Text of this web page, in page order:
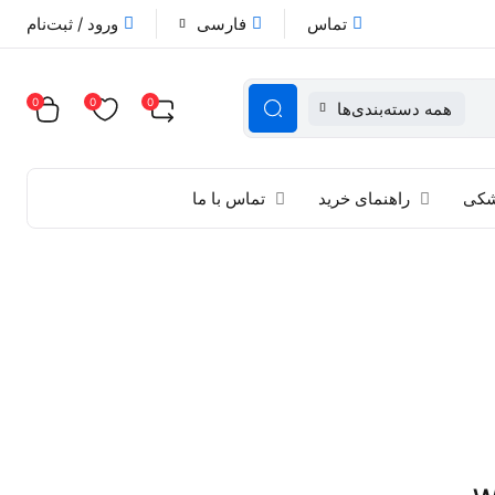
تماس فارسی ورود / ثبت‌نام
همه دسته‌بندی‌ها 0
0
0
راهنمای خرید تماس با ما